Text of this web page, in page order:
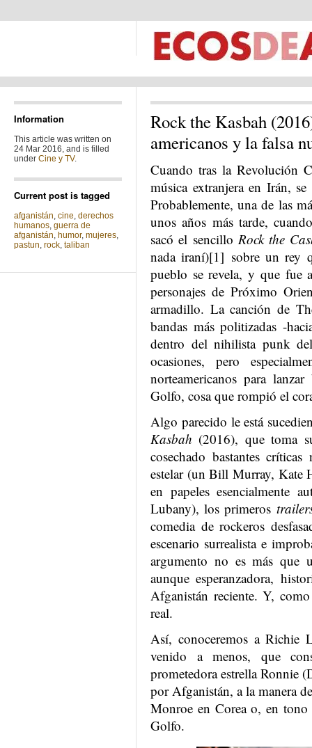
Information
This article was written on
24 Mar 2016, and is filled
under Cine y TV.
Current post is tagged
afganistán, cine, derechos
humanos, guerra de
afganistán, humor, mujeres,
pastun, rock, taliban
Rock the Kasbah
americanos y la falsa
Cuando tras la Revolución
música extranjera en Irán,
Probablemente, una de las
unos años más tarde,
sacó el sencillo Rock the
nada iraní)[1] sobre un rey
pueblo se revela, y que fue
personajes de Próximo
armadillo. La canción de
bandas más politizadas -
dentro del nihilista punk
ocasiones, pero
norteamericanos para
Golfo, cosa que rompió el
Algo parecido le está
Kasbah (2016), que toma
cosechado bastantes
estelar (un Bill Murray, Kate
en papeles esencialmente
Lubany), los primeros
comedia de rockeros
escenario surrealista e
argumento no es más que
aunque esperanzadora,
Afganistán reciente. Y,
real.
Así, conoceremos a Richie
venido a menos, que
prometedora estrella Ronnie
por Afganistán, a la manera
Monroe en Corea o, en
Golfo.